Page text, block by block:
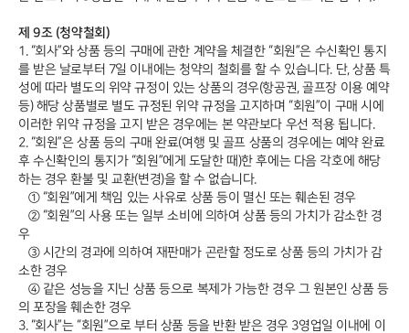
제 9조 (청약철회)
1. “회사”와 상품 등의 구매에 관한 계약을 체결한 “회원”은 수신확인 통지
를 받은 날로부터 7일 이내에는 청약의 철회를 할 수 있습니다. 단, 상품 특
성에 따라 별도의 위약 규정이 있는 상품의 경우(항공권, 골프장 이용 예약
등) 해당 상품별로 별도 규정된 위약 규정을 고지하며 “회원”이 구매 시에
이러한 위약 규정을 고지 받은 경우에는 본 약관보다 우선 적용 됩니다.
2. “회원”은 상품 등의 구매 완료(여행 및 골프 상품의 경우에는 예약 완료
후 수신확인의 통지가 “회원”에게 도달한 때)한 후에는 다음 각호에 해당
하는 경우 환불 및 교환(변경)을 할 수 없습니다.
① “회원”에게 책임 있는 사유로 상품 등이 멸신 또는 훼손된 경우
② “회원”의 사용 또는 일부 소비에 의하여 상품 등의 가치가 감소한 경
우
③ 시간의 경과에 의하여 재판매가 곤란할 정도로 상품 등의 가치가 감
소한 경우
④ 같은 성능을 지닌 상품 등으로 복제가 가능한 경우 그 원본인 상품 등
의 포장을 훼손한 경우
3. “회사”는 “회원”으로 부터 상품 등을 반환 받은 경우 3영업일 이내에 이